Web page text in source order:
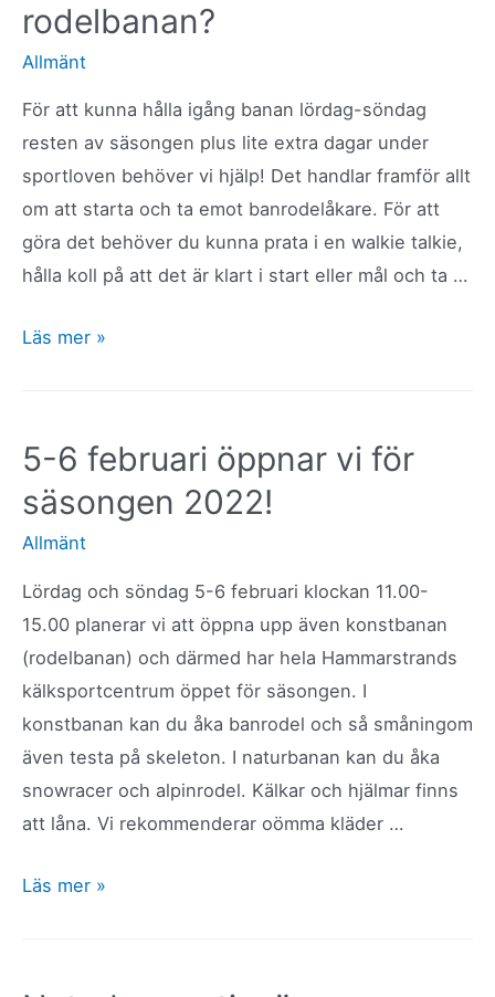
rodelbanan?
Allmänt
För att kunna hålla igång banan lördag-söndag
resten av säsongen plus lite extra dagar under
sportloven behöver vi hjälp! Det handlar framför allt
om att starta och ta emot banrodelåkare. För att
göra det behöver du kunna prata i en walkie talkie,
hålla koll på att det är klart i start eller mål och ta …
Vill
i
rodelbanan?
Läs mer »
5-6 februari öppnar vi för
säsongen 2022!
Allmänt
Lördag och söndag 5-6 februari klockan 11.00-
15.00 planerar vi att öppna upp även konstbanan
(rodelbanan) och därmed har hela Hammarstrands
kälksportcentrum öppet för säsongen. I
konstbanan kan du åka banrodel och så småningom
även testa på skeleton. I naturbanan kan du åka
snowracer och alpinrodel. Kälkar och hjälmar finns
att låna. Vi rekommenderar oömma kläder …
5-
Läs mer »